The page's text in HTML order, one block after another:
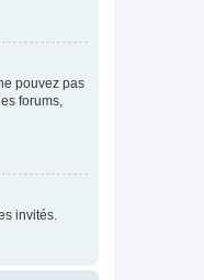
pouvez pas
forums,
invités.